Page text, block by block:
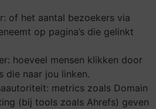
of het aantal bezoekers via
op pagina’s die gelinkt
hoeveel mensen klikken door
die naar jou linken.
metrics zoals Domain
(bij tools zoals Ahrefs) geven